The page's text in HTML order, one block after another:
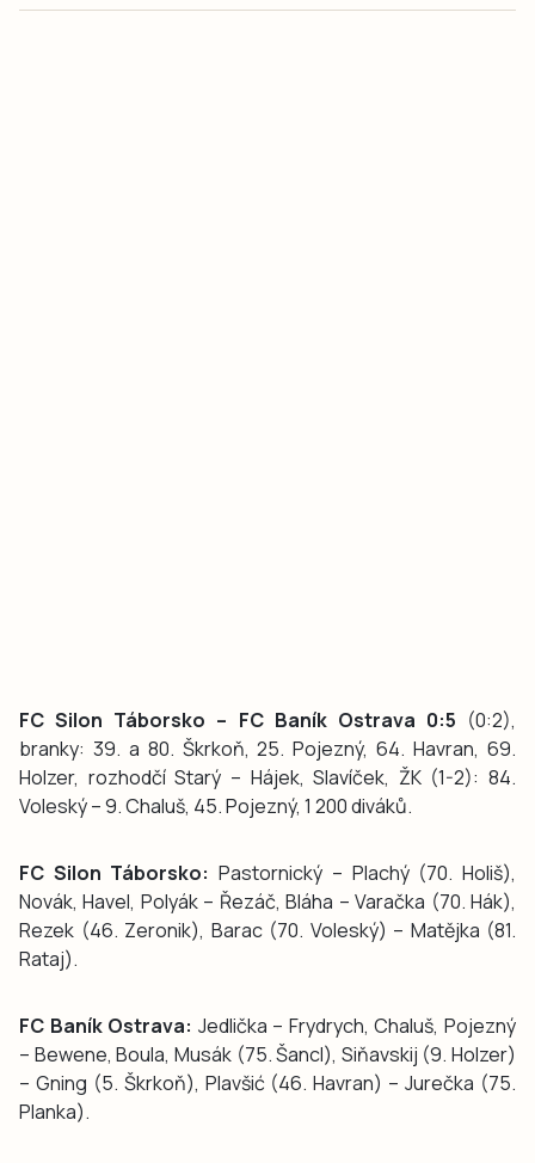
FC Silon Táborsko – FC Baník Ostrava 0:5 (0:2),
branky: 39. a 80. Škrkoň, 25. Pojezný, 64. Havran, 69.
Holzer, rozhodčí Starý – Hájek, Slavíček, ŽK (1-2): 84.
Voleský – 9. Chaluš, 45. Pojezný, 1 200 diváků.
FC Silon Táborsko: Pastornický – Plachý (70. Holiš),
Novák, Havel, Polyák – Řezáč, Bláha – Varačka (70. Hák),
Rezek (46. Zeronik), Barac (70. Voleský) – Matějka (81.
Rataj).
FC Baník Ostrava: Jedlička – Frydrych, Chaluš, Pojezný
– Bewene, Boula, Musák (75. Šancl), Siňavskij (9. Holzer)
– Gning (5. Škrkoň), Plavšić (46. Havran) – Jurečka (75.
Planka).